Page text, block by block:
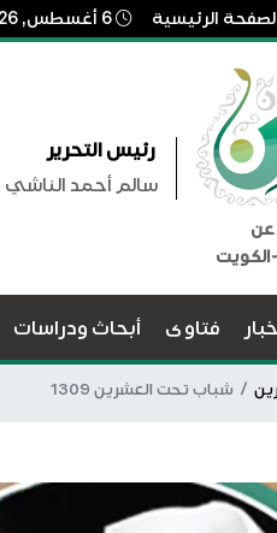
الرئيسية
عن
الكويت
رئيس التحرير
سالم أحمد الناشي
فتاوى أبحاث ودراسات
شباب تحت العشرين 1309